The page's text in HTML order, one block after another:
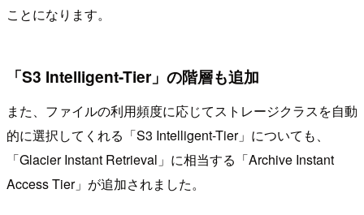
ことになります。
「S3 Intelligent-Tier」の階層も追加
また、ファイルの利用頻度に応じてストレージクラスを自動
的に選択してくれる「S3 Intelligent-Tier」についても、
「Glacier Instant Retrieval」に相当する「Archive Instant
Access Tier」が追加されました。